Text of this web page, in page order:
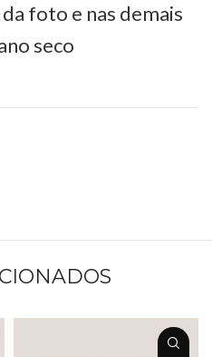
foto e nas demais
seco